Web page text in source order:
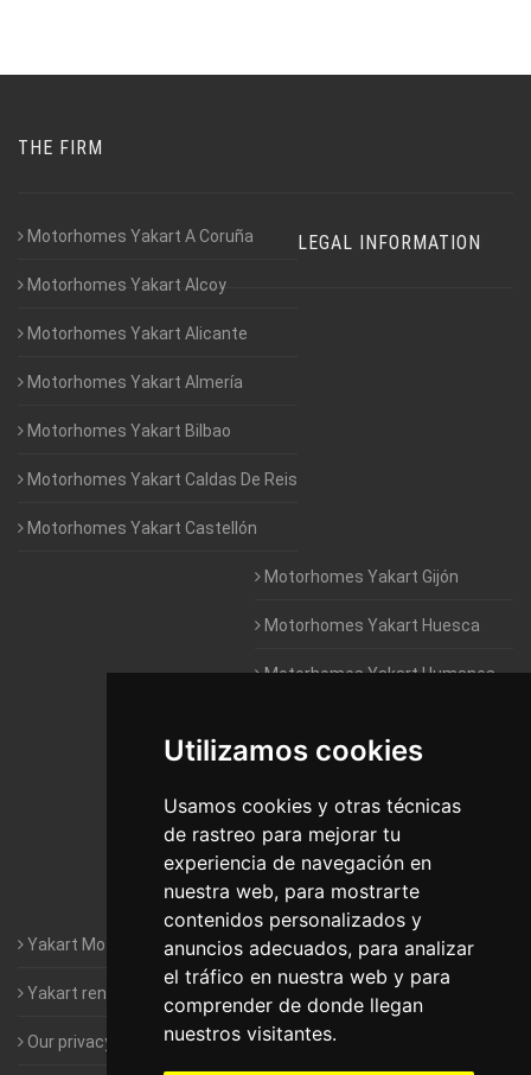
Utilizamos cookies
Usamos cookies y otras técnicas
de rastreo para mejorar tu
experiencia de navegación en
nuestra web, para mostrarte
contenidos personalizados y
anuncios adecuados, para analizar
el tráfico en nuestra web y para
comprender de donde llegan
nuestros visitantes.
THE FIRM
Motorhomes Yakart A Coruña
Motorhomes Yakart Alcoy
Motorhomes Yakart Alicante
Motorhomes Yakart Almería
Motorhomes Yakart Bilbao
Motorhomes Yakart Caldas De Reis
Motorhomes Yakart Castellón
Motorhomes Yakart Gijón
Motorhomes Yakart Huesca
Motorhomes Yakart Humanes
Motorhomes Yakart Jaén
Motorhomes Yakart Lugo
Motorhomes Yakart Valencia
Motorhomes Yakart Vitoria
LEGAL INFORMATION
Yakart Motorhomes : The Company
Yakart rental conditions
Our privacy policy